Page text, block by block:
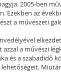
2005-ben
Ezekben az
a művészeti
a művészi
és a szabadidő